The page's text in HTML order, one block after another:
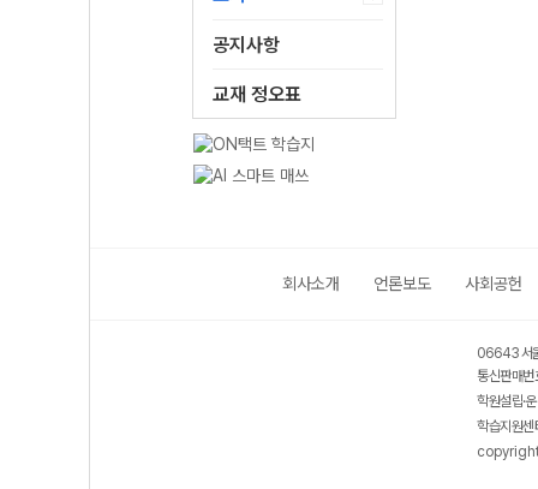
공지사항
교재 정오표
회사소개 언론보도 사회공헌
06643 서
통신판매
학원설립·
학습지원